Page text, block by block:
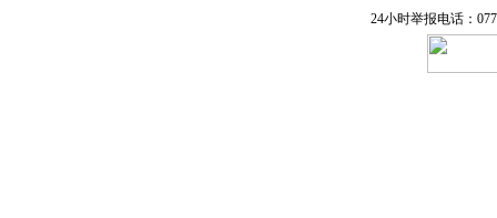
24小时举报电话：